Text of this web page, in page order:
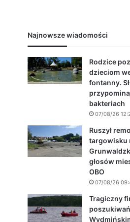
Najnowsze wiadomości
Rodzice
dzieciom
fontanny.
bakteriach
07/08/26
Ruszył
targowisku
głosów
OBO
07/08/26
Tragiczny